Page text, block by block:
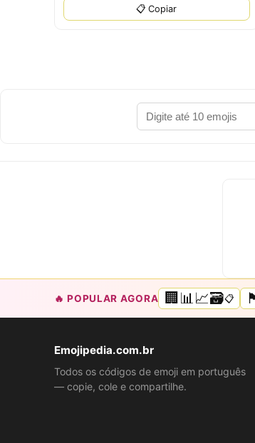
📋 Copiar
🔥 POPULAR AGORA 🏢📊📈🗃️📋
Emojipedia.com.br
Todos os códigos de emoji em português
— copie, cole e compartilhe.